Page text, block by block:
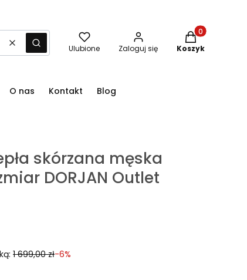
WyczyśćSzukaj Ulubione Zaloguj się
Produkty w
Koszyk
O nas Kontakt Blog
skórzana męska
DORJAN Outlet
1 699,00 zł-6%